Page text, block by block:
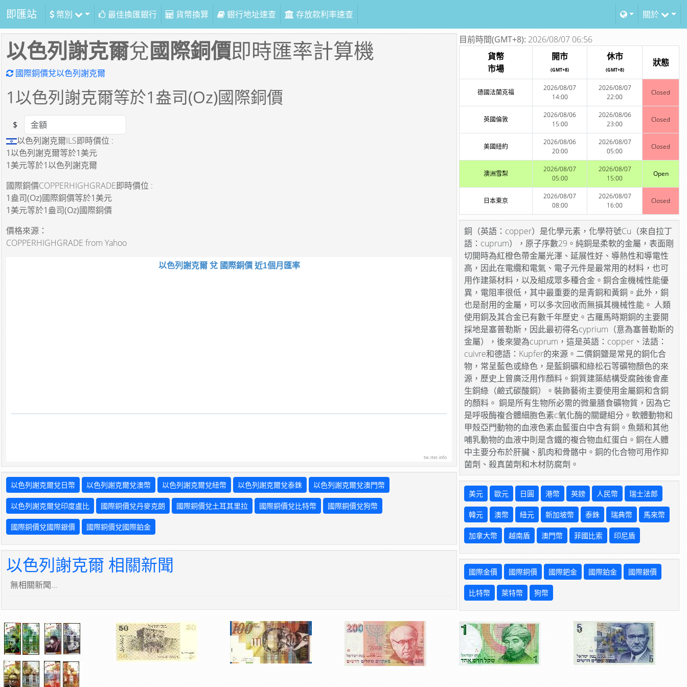
即匯站 幣別 最佳換匯銀行 貨幣換算 銀行地址速查 存放款利率速查 關於
以色列謝克爾兌國際銅價即時匯率計算機
國際銅價兌以色列謝克爾
1以色列謝克爾等於1盎司(Oz)國際銅價
Amount
$
以色列謝克爾ILS即時價位 :
1以色列謝克爾等於1美元
1美元等於1以色列謝克爾
國際銅價COPPERHIGHGRADE即時價位 :
1盎司(Oz)國際銅價等於1美元
1美元等於1盎司(Oz)國際銅價
價格來源：
COPPERHIGHGRADE from Yahoo
以色列謝克爾 兌 國際銅價 近1個月匯率
tw.rter.info
以色列謝克爾兌日幣 以色列謝克爾兌澳幣 以色列謝克爾兌紐幣 以色列謝克爾兌泰銖 以色列謝克爾兌澳門幣
以色列謝克爾兌印度盧比 國際銅價兌丹麥克朗 國際銅價兌土耳其里拉 國際銅價兌比特幣 國際銅價兌狗幣
國際銅價兌國際銀價 國際銅價兌國際鉑金
以色列謝克爾 相關新聞
無相關新聞...
目前時間(GMT+8): 2026/08/07 06:56
貨幣
市場
開市
(GMT+8)
休市
(GMT+8)
狀態
德國法蘭克福
2026/08/07
14:00
2026/08/07
22:00
Closed
英國倫敦
2026/08/06
15:00
2026/08/06
23:00
Closed
美國紐約
2026/08/06
20:00
2026/08/07
05:00
Closed
澳洲雪梨
2026/08/07
05:00
2026/08/07
15:00
Open
日本東京
2026/08/07
08:00
2026/08/07
16:00
Closed
銅（英語：copper）是化學元素，化學符號Cu（來自拉丁
語：cuprum），原子序數29。純銅是柔軟的金屬，表面剛
切開時為紅橙色帶金屬光澤、延展性好、導熱性和導電性
高，因此在電纜和電氣、電子元件是最常用的材料，也可
用作建築材料，以及組成眾多種合金。銅合金機械性能優
異，電阻率很低，其中最重要的是青銅和黃銅。此外，銅
也是耐用的金屬，可以多次回收而無損其機械性能。 人類
使用銅及其合金已有數千年歷史。古羅馬時期銅的主要開
採地是塞普勒斯，因此最初得名cyprium（意為塞普勒斯的
金屬），後來變為cuprum，這是英語：copper、法語：
cuivre和德語：Kupfer的來源。二價銅鹽是常見的銅化合
物，常呈藍色或綠色，是藍銅礦和綠松石等礦物顏色的來
源，歷史上曾廣泛用作顏料。銅質建築結構受腐蝕後會產
生銅綠（鹼式碳酸銅）。裝飾藝術主要使用金屬銅和含銅
的顏料。 銅是所有生物所必需的微量膳食礦物質，因為它
是呼吸酶複合體細胞色素c氧化酶的關鍵組分。軟體動物和
甲殼亞門動物的血液色素血藍蛋白中含有銅。魚類和其他
哺乳動物的血液中則是含鐵的複合物血紅蛋白。銅在人體
中主要分布於肝臟、肌肉和骨骼中。銅的化合物可用作抑
菌劑、殺真菌劑和木材防腐劑。
美元 歐元 日圓 港幣 英鎊 人民幣 瑞士法郎
韓元 澳幣 紐元 新加坡幣 泰銖 瑞典幣 馬來幣
加拿大幣 越南盾 澳門幣 菲國比索 印尼盾
國際金價 國際銅價 國際鈀金 國際鉑金 國際銀價
比特幣 萊特幣 狗幣